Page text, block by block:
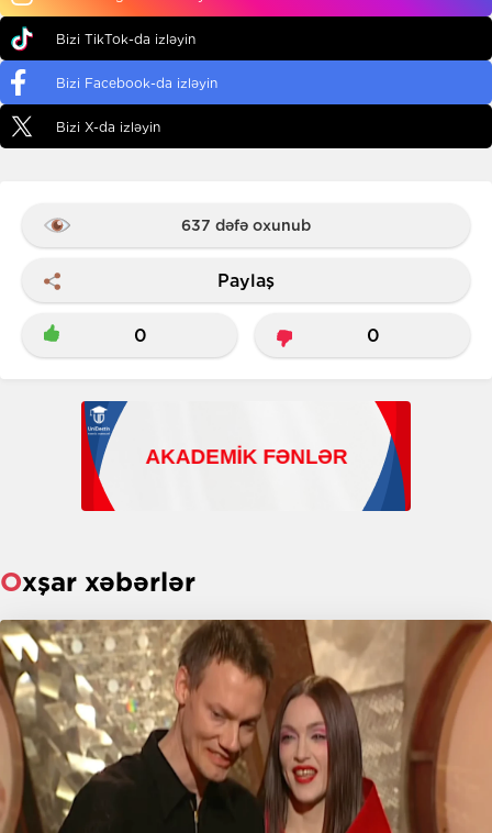
Bizi TikTok-da izləyin
Bizi Facebook-da izləyin
Bizi X-da izləyin
637 dəfə oxunub
Paylaş
0 0
Oxşar xəbərlər